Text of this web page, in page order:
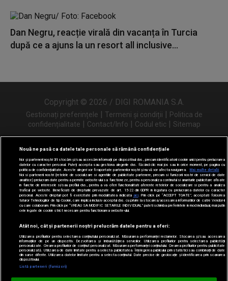
Dan Negru, reacție virală din vacanța în Turcia
după ce a ajuns la un resort all inclusive...
Copyright © 2026 / DIGI ROMANIA S.A.
Gestionați preferințele | Termeni și condiții | Politica de
confidențialitate | Contact/Info | Codul etic | Sitemap
Urmărește-ne și pe
Nouă ne pasă ca datele tale personale să rămână confidențiale
Noi și partenerii noștri31 stocăm și/sau accesăm informații pe dispozitivul dvs., precum identificatorii cookie unici pentru prelucrarea
datelor cu caracter personal. Puteți accepta sau gestiona alegerile dvs. făcând clic mai jos sau în orice moment, pe pagina cu
politica de confidențialitate. Aceste alegeri vor fi raportate partenerilor noștri și nu vă vor afecta navigarea.
Mai multe detalii
Noi si partenerii nostri (retelele de socializare si agentiile de publicitate partenere, precum si furnizorii nostri de servicii de date
analitice) prelucram date pentru a permite website-ului sa functioneze, pentru a personaliza continutul si anunturile publicitare afisate
in functie de interesele si/sau profilul dvs., pentru a va oferi functionalitati aferente retelelor de socializare si pentru a analiza
traficul pe website. Beneficiati de drepturile prevazute de art. 15-22 din GDPR in legatura cu prelucrarea datelor cu caracter
personal. Aceste drepturi pot fi exercitate prin modalitatea indicata aici. Prin click pe “ACCEPT TOATE”, acceptati folosirea
tuturor Tehnologiilor de tip Cookie, care implica inclusiv acceptul dvs. cu privire la stocarea/accesarea informatiilor de catre Vendor-ii
cu care colaboram. Prin click pe “VREAU SA MODIFIC SETARILE INDIVIDUAL” puteti schimba preferintele in mod individual, mai putin
cele legate de cookie strict necesare pentru functionarea website-ului.
Atât noi, cât și partenerii noștri prelucrăm datele pentru a oferi:
Utilizarea profilurilor pentru selectarea conținutului personalizat. Măsurarea performanței reclamelor. Stocarea și/sau accesarea
informațiilor de pe un dispozitiv. Dezvoltarea și îmbunătățirea serviciilor. Utilizarea profilurilor pentru selectarea publicității
personalizate. Crearea profilurilor de conținut personalizat. Măsurarea performanței conținutului. Crearea profilurilor pentru publicitate
personalizată. Utilizarea de date limitate pentru a selecta publicitatea. Înțelegerea publicului prin statistici sau combinații de date
din surse diferite. Utilizarea datelor limitate pentru a selecta conținutul. Date precise de geolocație și identificarea prin scanarea
dispozitivului.
Listă parteneri (furnizori)